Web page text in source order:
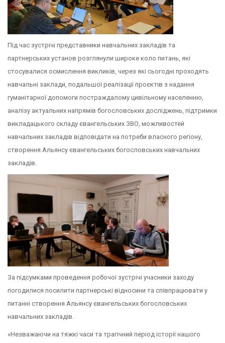
Під час зустрічі представники навчальних закладів та
партнерських установ розглянули широке коло питань, які
стосувалися осмислення викликів, через які сьогодні проходять
навчальні заклади, подальшої реалізації проєктів з надання
гуманітарної допомоги постраждалому цивільному населенню,
аналізу актуальних напрямів богословських досліджень, підтримки
викладацького складу євангельських ЗВО, можливостей
навчальних закладів відповідати на потреби власного регіону,
створення Альянсу євангельських богословських навчальних
закладів.
За підсумками проведення робочої зустрічі учасники заходу
погодилися посилити партнерські відносини та співпрацювати у
питанні створення Альянсу євангельських богословських
навчальних закладів.
«Незважаючи на тяжкі часи та трагічний період історії нашого